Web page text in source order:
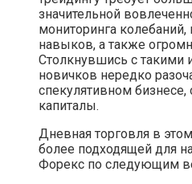
значительной
мониторинга
навыков, а также
Столкнувшись с такими
новичков нередко
спекулятивном
капиталы.
Дневная торговля в
более подходящей для
Форекс по следующим